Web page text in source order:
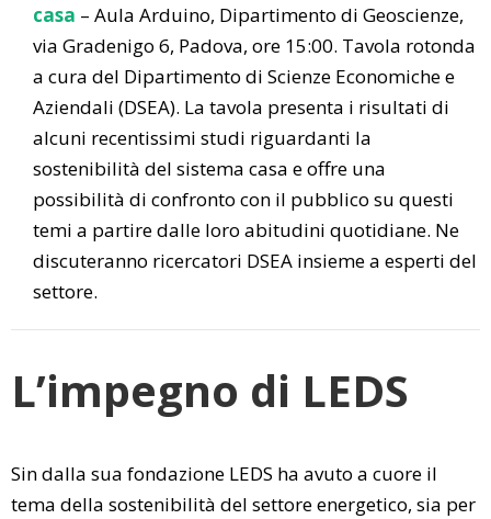
casa – Aula Arduino, Dipartimento di Geoscienze,
via Gradenigo 6, Padova, ore 15:00. Tavola rotonda
a cura del Dipartimento di Scienze Economiche e
Aziendali (DSEA). La tavola presenta i risultati di
alcuni recentissimi studi riguardanti la
sostenibilità del sistema casa e offre una
possibilità di confronto con il pubblico su questi
temi a partire dalle loro abitudini quotidiane. Ne
discuteranno ricercatori DSEA insieme a esperti del
settore.
L’impegno di LEDS
Sin dalla sua fondazione LEDS ha avuto a cuore il
tema della sostenibilità del settore energetico, sia per